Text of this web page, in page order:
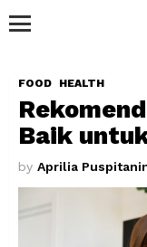
FOOD HEALTH
Baik
by Aprilia